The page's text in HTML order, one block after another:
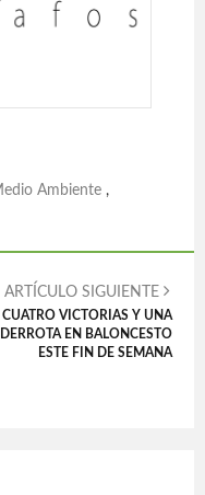
Ambiente ,
ARTÍCULO SIGUIENTE
CUATRO VICTORIAS Y UNA
DERROTA EN BALONCESTO
ESTE FIN DE SEMANA